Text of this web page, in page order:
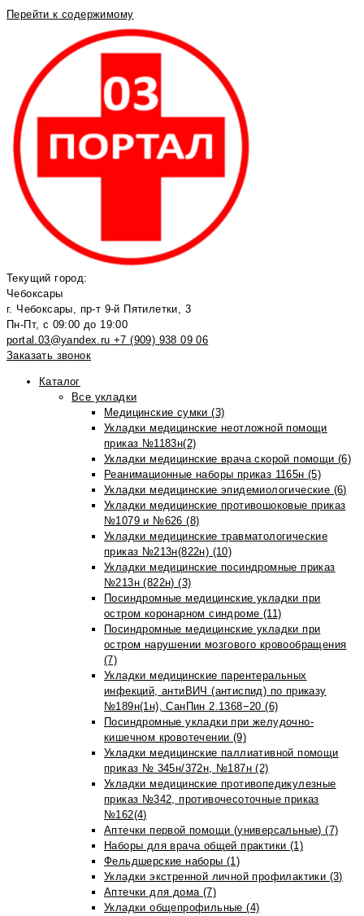
Перейти к содержимому
Текущий город:
Чебоксары
г. Чебоксары, пр-т 9-й Пятилетки, 3
Пн-Пт, с 09:00 до 19:00
portal.03@yandex.ru +7 (909) 938 09 06
Заказать звонок
Каталог
Все укладки
Медицинские сумки (3)
Укладки медицинские неотложной помощи
приказ №1183н(2)
Укладки медицинские врача скорой помощи (6)
Реанимационные наборы приказ 1165н (5)
Укладки медицинские эпидемиологические (6)
Укладки медицинские противошоковые приказ
№1079 и №626 (8)
Укладки медицинские травматологические
приказ №213н(822н) (10)
Укладки медицинские посиндромные приказ
№213н (822н) (3)
Посиндромные медицинские укладки при
остром коронарном синдроме (11)
Посиндромные медицинские укладки при
остром нарушении мозгового кровообращения
(7)
Укладки медицинские парентеральных
инфекций, антиВИЧ (антиспид) по приказу
№189н(1н), СанПин 2.1368−20 (6)
Посиндромные укладки при желудочно-
кишечном кровотечении (9)
Укладки медицинские паллиативной помощи
приказ № 345н/372н, №187н (2)
Укладки медицинские противопедикулезные
приказ №342, противочесоточные приказ
№162(4)
Аптечки первой помощи (универсальные) (7)
Наборы для врача общей практики (1)
Фельдшерские наборы (1)
Укладки экстренной личной профилактики (3)
Аптечки для дома (7)
Укладки общепрофильные (4)